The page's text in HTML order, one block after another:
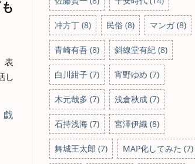
表
し
冲方丁 (8) 民俗 (8) マンガ (8)
青崎有吾 (8) 斜線堂有紀 (8)
白川紺子 (7) 宵野ゆめ (7)
木元哉多 (7) 浅倉秋成 (7)
石持浅海 (7) 宮澤伊織 (8)
舞城王太郎 (7) MAP化してみた (7)